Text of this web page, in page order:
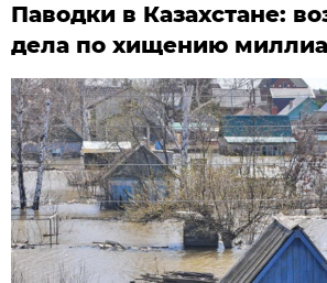
Паводки в Казахстане:
дела по хищению